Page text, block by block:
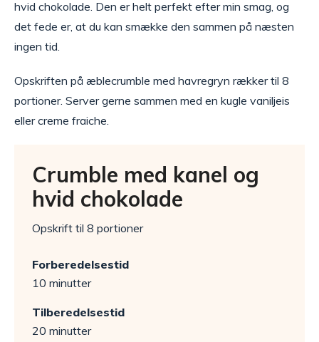
hvid chokolade. Den er helt perfekt efter min smag, og
det fede er, at du kan smække den sammen på næsten
ingen tid.
Opskriften på æblecrumble med havregryn rækker til 8
portioner. Server gerne sammen med en kugle vaniljeis
eller creme fraiche.
Crumble med kanel og
hvid chokolade
Opskrift til 8 portioner
Forberedelsestid
10 minutter
Tilberedelsestid
20 minutter